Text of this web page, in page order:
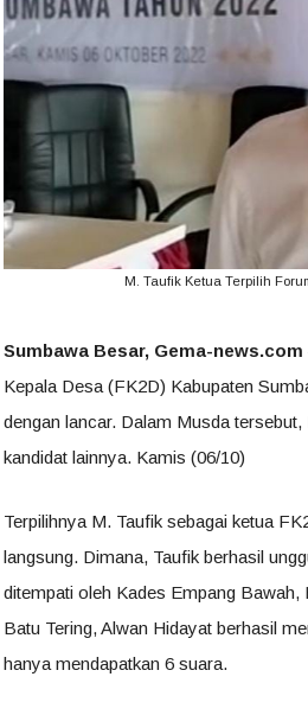
M. Taufik Ketua Terpilih
Sumbawa Besar, Gema-news.com
Kepala Desa (FK2D) Kabupaten
dengan lancar. Dalam Musda
kandidat lainnya. Kamis (06/10)
Terpilihnya M. Taufik sebagai ketua
langsung. Dimana, Taufik berhasil
ditempati oleh Kades Empang Bawah,
Batu Tering, Alwan Hidayat berhasil
hanya mendapatkan 6 suara.